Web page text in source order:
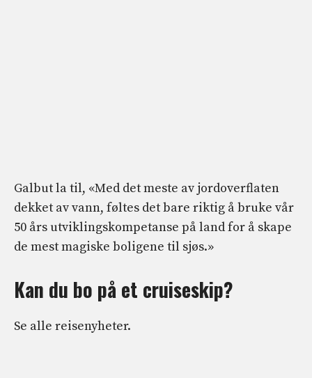
Galbut la til, «Med det meste av jordoverflaten
dekket av vann, føltes det bare riktig å bruke vår
50 års utviklingskompetanse på land for å skape
de mest magiske boligene til sjøs.»
Kan du bo på et cruiseskip?
Se alle reisenyheter.